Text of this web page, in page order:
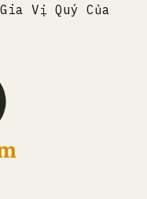
Vị Quý Của